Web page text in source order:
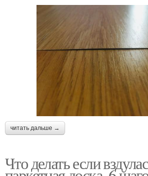
читать дальше →
Что делать если